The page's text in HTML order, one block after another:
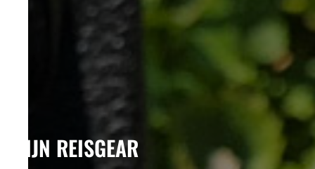
MIJN REISGEAR